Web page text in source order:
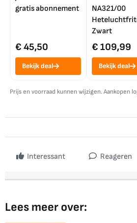
gratis abonnement
€ 45,50
Bekijk deal
NA321/00
Zwart
€ 109,99
Bekijk deal
Prijs en voorraad kunnen wijzigen. Aankopen
Interessant Reageren
Lees meer over: